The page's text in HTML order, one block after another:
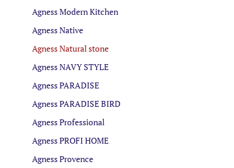
Agness Modern Kitchen
Agness Native
Agness Natural stone
Agness NAVY STYLE
Agness PARADISE
Agness PARADISE BIRD
Agness Professional
Agness PROFI HOME
Agness Provence